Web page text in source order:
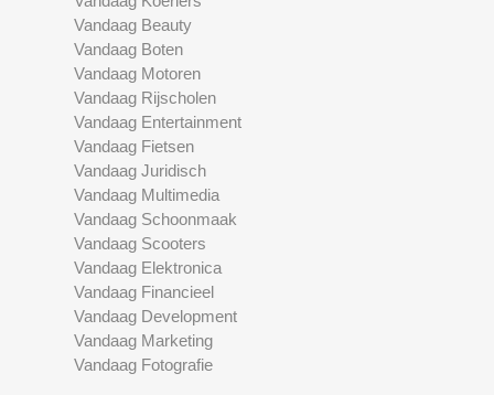
Vandaag Beauty
Vandaag Boten
Vandaag Motoren
Vandaag Rijscholen
Vandaag Entertainment
Vandaag Fietsen
Vandaag Juridisch
Vandaag Multimedia
Vandaag Schoonmaak
Vandaag Scooters
Vandaag Elektronica
Vandaag Financieel
Vandaag Development
Vandaag Marketing
Vandaag Fotografie